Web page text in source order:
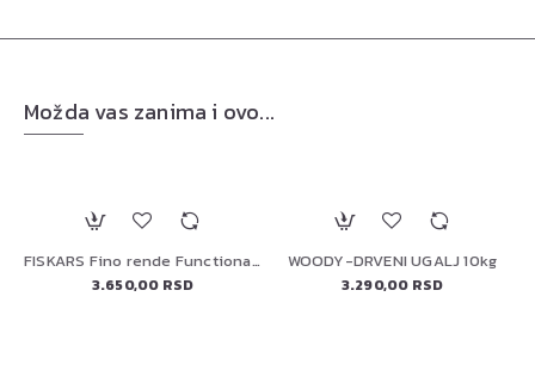
Možda vas zanima i ovo...
FISKARS Fino rende FunctionalForm, 1014412
3.650,00 RSD
WOODY-DRVENI UGALJ 10kg
3.290,00 RSD